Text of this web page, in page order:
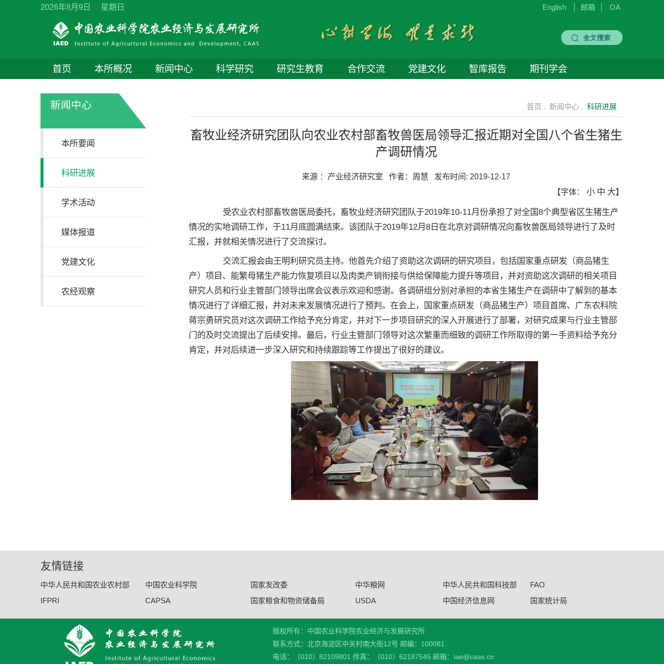
English 邮箱 OA
2026年8月9日 星期日
首页 本所概况 新闻中心 科学研究 研究生教育 合作交流 党建文化 智库报告 期刊学会
新闻中心
本所要闻
科研进展
学术活动
媒体报道
党建文化
农经观察
首页 . 新闻中心 . 科研进展
畜牧业经济研究团队向农业农村部畜牧兽医局领导汇报近期对全国八个省生猪生
产调研情况
来源 ： 产业经济研究室 作者： 周慧 发布时间: 2019-12-17
【字体： 小 中 大】
受农业农村部畜牧兽医局委托，畜牧业经济研究团队于2019年10-11月份承担了对全国8个典型省区生猪生产
情况的实地调研工作，于11月底圆满结束。该团队于2019年12月8日在北京对调研情况向畜牧兽医局领导进行了及时
汇报，并就相关情况进行了交流探讨。
交流汇报会由王明利研究员主持。他首先介绍了资助这次调研的研究项目，包括国家重点研发（商品猪生
产）项目、能繁母猪生产能力恢复项目以及肉类产销衔接与供给保障能力提升等项目，并对资助这次调研的相关项目
研究人员和行业主管部门领导出席会议表示欢迎和感谢。各调研组分别对承担的本省生猪生产在调研中了解到的基本
情况进行了详细汇报，并对未来发展情况进行了预判。在会上，国家重点研发（商品猪生产）项目首席、广东农科院
蒋宗勇研究员对这次调研工作给予充分肯定，并对下一步项目研究的深入开展进行了部署，对研究成果与行业主管部
门的及时交流提出了后续安排。最后，行业主管部门领导对这次繁重而细致的调研工作所取得的第一手资料给予充分
肯定，并对后续进一步深入研究和持续跟踪等工作提出了很好的建议。
友情链接
中华人民共和国农业农村部 中国农业科学院 国家发改委 中华粮网 中华人民共和国科技部
FAO
IFPRI
CAPSA 国家粮食和物资储备局 USDA 中国经济信息网 国家统计局
版权所有：中国农业科学院农业经济与发展研究所
联系方式：北京海淀区中关村南大街12号 邮编：100081
电话：（010）82109801 传真：（010）62187545 邮箱：iae@caas.cn